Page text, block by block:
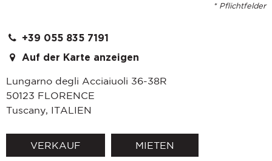
* Pflichtfelder
+39 055 835 7191
Auf der Karte anzeigen
Lungarno degli Acciaiuoli 36-38R
50123 FLORENCE
Tuscany, ITALIEN
VERKAUF MIETEN